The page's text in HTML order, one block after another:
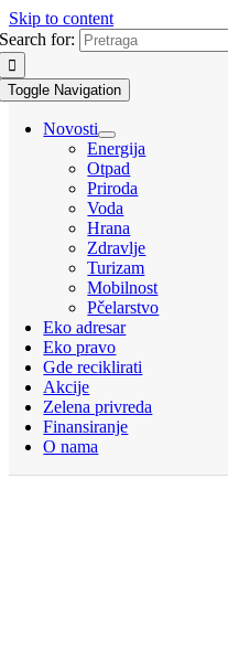
Skip to content
Search for:
Toggle Navigation
Novosti
Energija
Otpad
Priroda
Voda
Hrana
Zdravlje
Turizam
Mobilnost
Pčelarstvo
Eko adresar
Eko pravo
Gde reciklirati
Akcije
Zelena privreda
Finansiranje
O nama